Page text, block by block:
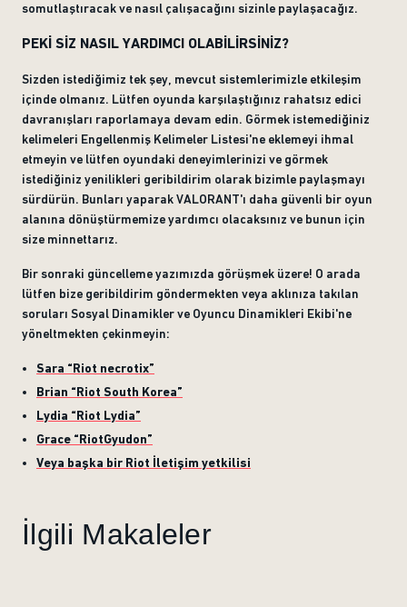
somutlaştıracak ve nasıl çalışacağını sizinle paylaşacağız.
PEKİ SİZ NASIL YARDIMCI OLABİLİRSİNİZ?
Sizden istediğimiz tek şey, mevcut sistemlerimizle etkileşim
içinde olmanız. Lütfen oyunda karşılaştığınız rahatsız edici
davranışları raporlamaya devam edin. Görmek istemediğiniz
kelimeleri Engellenmiş Kelimeler Listesi'ne eklemeyi ihmal
etmeyin ve lütfen oyundaki deneyimlerinizi ve görmek
istediğiniz yenilikleri geribildirim olarak bizimle paylaşmayı
sürdürün. Bunları yaparak VALORANT'ı daha güvenli bir oyun
alanına dönüştürmemize yardımcı olacaksınız ve bunun için
size minnettarız.
Bir sonraki güncelleme yazımızda görüşmek üzere! O arada
lütfen bize geribildirim göndermekten veya aklınıza takılan
soruları Sosyal Dinamikler ve Oyuncu Dinamikleri Ekibi'ne
yöneltmekten çekinmeyin:
Sara “Riot necrotix”
Brian “Riot South Korea”
Lydia “Riot Lydia”
Grace “RiotGyudon”
Veya başka bir Riot İletişim yetkilisi
İlgili Makaleler